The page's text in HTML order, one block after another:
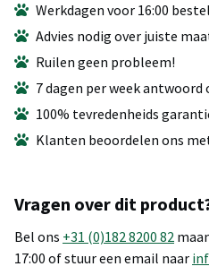
Werkdagen voor 16:00
Advies nodig over juiste
Ruilen geen probleem!
7 dagen per week antwoord
100% tevredenheids
Klanten beoordelen ons
Vragen over dit
Bel ons +31 (0)182 8200 82
17:00 of stuur een email naar